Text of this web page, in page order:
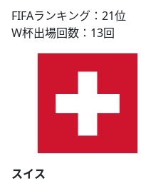
FIFAランキング：21位
W杯出場回数：13回
スイス